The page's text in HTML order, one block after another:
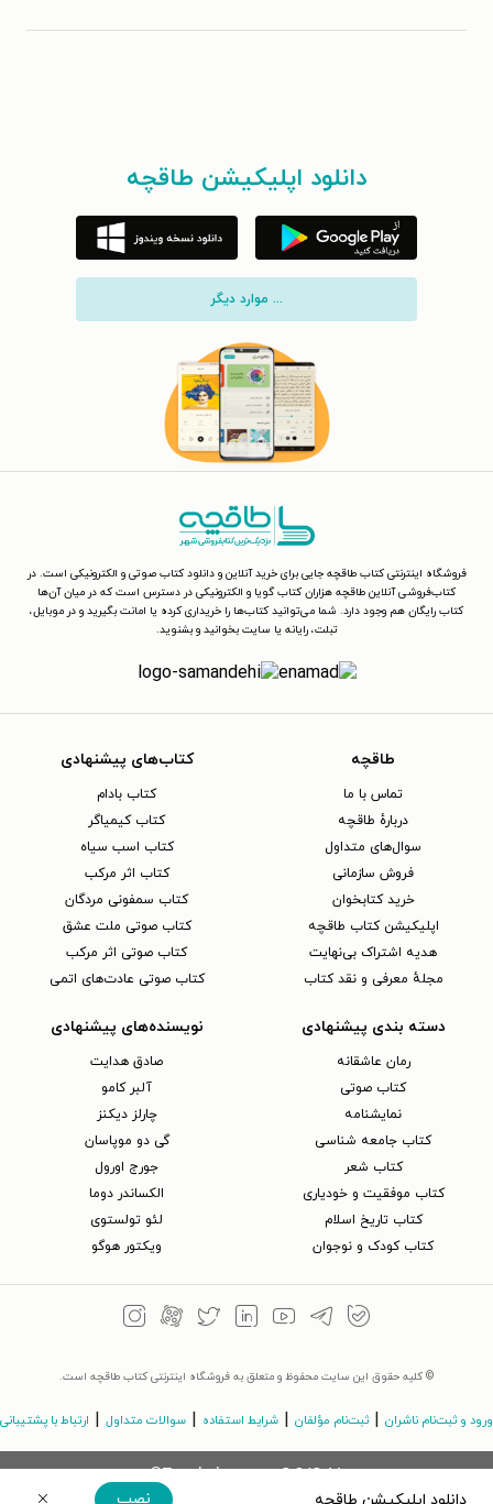
دانلود اپلیکیشن طاقچه نصب
دانلود اپلیکیشن طاقچه
... موارد دیگر
فروشگاه اینترنتی کتاب طاقچه جایی برای خرید آنلاین و دانلود کتاب صوتی و الکترونیکی است. در
کتاب‌فروشی آنلاین طاقچه هزاران کتاب گویا و الکترونیکی در دسترس است که در میان آن‌ها
کتاب رایگان هم وجود دارد. شما می‌توانید کتاب‌ها را خریداری کرده یا امانت بگیرید و در موبایل،
تبلت، رایانه یا سایت بخوانید و بشنوید.
طاقچه
تماس با ما
دربارهٔ طاقچه
سوال‌های متداول
فروش سازمانی
خرید کتابخوان
اپلیکیشن کتاب طاقچه
هدیه اشتراک بی‌نهایت
مجلهٔ معرفی و نقد کتاب
کتاب‌های پیشنهادی
کتاب بادام
کتاب کیمیاگر
کتاب اسب سیاه
کتاب اثر مرکب
کتاب سمفونی مردگان
کتاب صوتی ملت عشق
کتاب صوتی اثر مرکب
کتاب صوتی عادت‌های اتمی
دسته بندی پیشنهادی
رمان عاشقانه
کتاب‌ صوتی
نمایشنامه
کتاب جامعه شناسی
کتاب شعر
کتاب موفقیت و خودیاری
کتاب تاریخ اسلام
کتاب کودک و نوجوان
نویسنده‌های پیشنهادی
صادق هدایت
آلبر کامو
چارلز دیکنز
گی دو موپاسان
جورج اورول
الکساندر دوما
لئو تولستوی
ویکتور هوگو
© کلیه حقوق این سایت محفوظ و متعلق به فروشگاه اینترنتی کتاب طاقچه است.
ورود و ثبت‌نام ناشران | ثبت‌نام مؤلفان | شرایط استفاده | سوالات متداول | ارتباط با پشتیبانی
©Taaghche.com v3.243.11